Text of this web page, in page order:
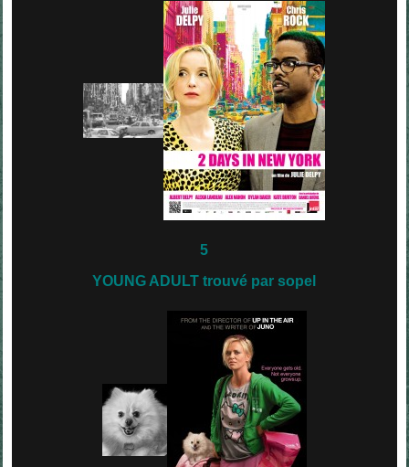
5
YOUNG ADULT trouvé par sopel